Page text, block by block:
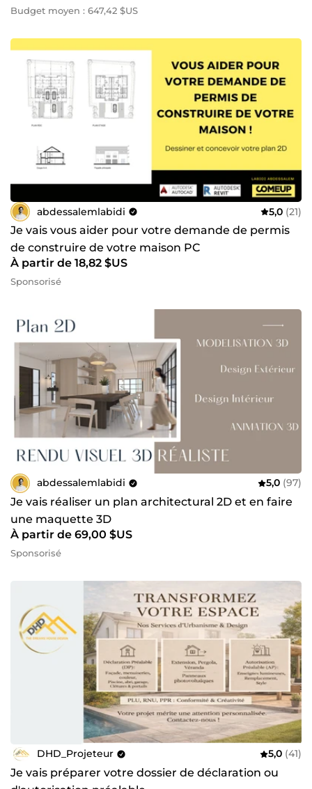
Budget moyen : 647,42 $US
abdessalemlabidi 5,0 (21)
Je vais vous aider pour votre demande de permis
de construire de votre maison PC
À partir de 18,82 $US
Sponsorisé
abdessalemlabidi 5,0 (97)
Je vais réaliser un plan architectural 2D et en faire
une maquette 3D
À partir de 69,00 $US
Sponsorisé
DHD_Projeteur 5,0 (41)
Je vais préparer votre dossier de déclaration ou